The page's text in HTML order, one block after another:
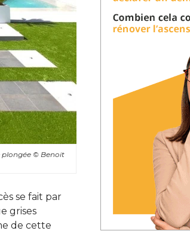
plongée© Benoit
se fait par
grises
de cette